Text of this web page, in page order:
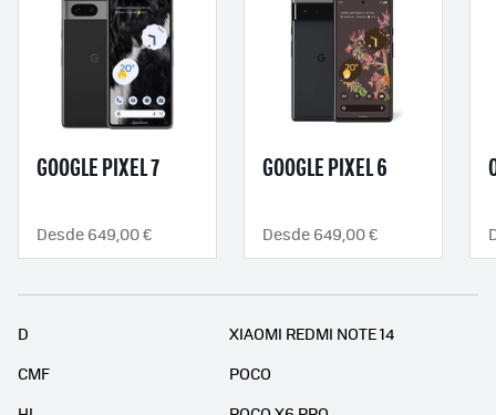
GOOGLE PIXEL 7
Desde 649,00 €
GOOGLE PIXEL 6
Desde 649,00 €
D
XIAOMI REDMI NOTE 14
CMF
POCO